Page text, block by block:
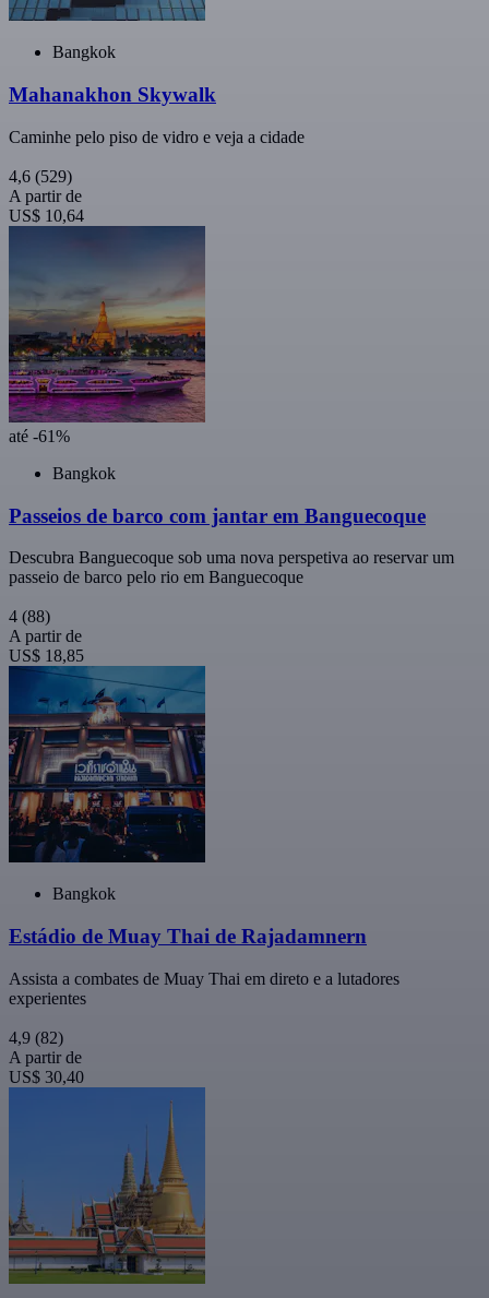
Bangkok
Mahanakhon Skywalk
Caminhe pelo piso de vidro e veja a cidade
4,6 (529)
A partir de
US$ 10,64
até -61%
Bangkok
Passeios de barco com jantar em Banguecoque
Descubra Banguecoque sob uma nova perspetiva ao reservar um
passeio de barco pelo rio em Banguecoque
4 (88)
A partir de
US$ 18,85
Bangkok
Estádio de Muay Thai de Rajadamnern
Assista a combates de Muay Thai em direto e a lutadores
experientes
4,9 (82)
A partir de
US$ 30,40